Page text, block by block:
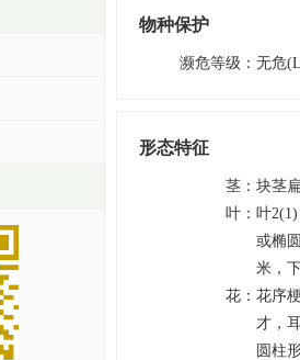
物种保护
濒危等级 ： 无危
形态特征
茎 ： 块茎
叶 ： 叶
或椭
米，
花 ： 花序
才，
圆柱